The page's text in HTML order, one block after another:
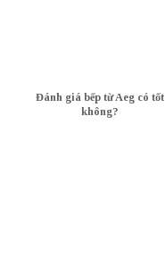
Đánh giá bếp từ Aeg có tốt
không?